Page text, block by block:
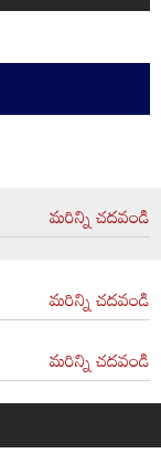
మరిన్ని చదవండి
మరిన్ని చదవండి
మరిన్ని చదవండి